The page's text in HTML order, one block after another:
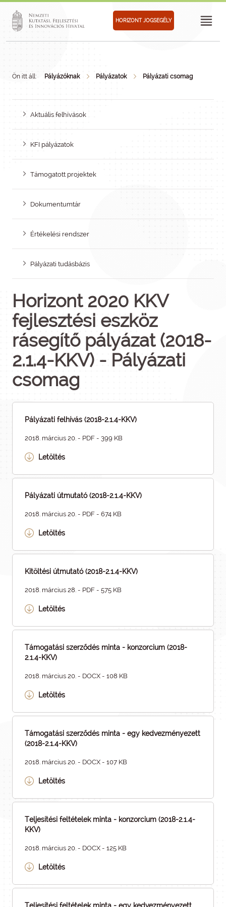
HORIZONT JOGSEGÉLY
Ön itt áll: Pályázóknak Pályázatok Pályázati csomag
Aktuális felhívások
KFI pályázatok
Támogatott projektek
Dokumentumtár
Értékelési rendszer
Pályázati tudásbázis
Horizont 2020 KKV
fejlesztési eszköz
rásegítő pályázat (2018-
2.1.4-KKV) - Pályázati
csomag
Pályázati felhívás (2018-2.1.4-KKV)
2018. március 20. - PDF - 399 KB
Letöltés
Pályázati útmutató (2018-2.1.4-KKV)
2018. március 20. - PDF - 674 KB
Letöltés
Kitöltési útmutató (2018-2.1.4-KKV)
2018. március 28. - PDF - 575 KB
Letöltés
Támogatási szerződés minta - konzorcium (2018-
2.1.4-KKV)
2018. március 20. - DOCX - 108 KB
Letöltés
Támogatási szerződés minta - egy kedvezményezett
(2018-2.1.4-KKV)
2018. március 20. - DOCX - 107 KB
Letöltés
Teljesítési feltételek minta - konzorcium (2018-2.1.4-
KKV)
2018. március 20. - DOCX - 125 KB
Letöltés